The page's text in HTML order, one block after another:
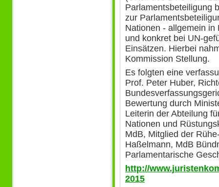
Parlamentsbeteiligung
zur
Nationen - allgemein
und konkret bei UN-
Einsätzen. Hierbei
Kommission Stellung.
Es folgten eine
Prof. Peter Huber,
Bewertung durch
Leiterin der Abteilung
Nationen und
MdB, Mitglied der
Haßelmann, MdB
Parlamentarische
http://
2015